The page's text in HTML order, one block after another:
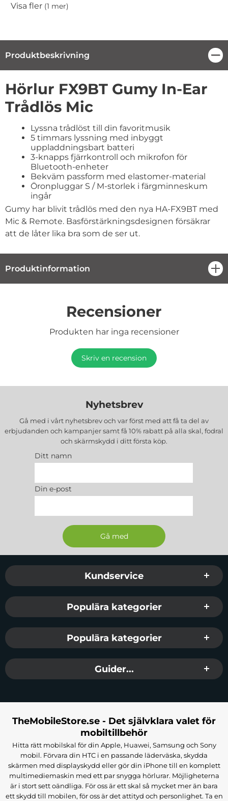
Visa fler (1 mer)
Produktbeskrivning
Hörlur FX9BT Gumy In-Ear
Trådlös Mic
Lyssna trådlöst till din favoritmusik
5 timmars lyssning med inbyggt
uppladdningsbart batteri
3-knapps fjärrkontroll och mikrofon för
Bluetooth-enheter
Bekväm passform med elastomer-material
Öronpluggar S / M-storlek i färgminneskum
ingår
Gumy har blivit trådlös med den nya HA-FX9BT med
Mic & Remote. Basförstärkningsdesignen försäkrar
att de låter lika bra som de ser ut.
Produktinformation
Recensioner
Produkten har inga recensioner
Skriv en recension
Nyhetsbrev
Gå med i vårt nyhetsbrev och var först med att få ta del av
erbjudanden och kampanjer samt få 10% rabatt på alla skal, fodral
och skärmskydd i ditt första köp.
Ditt namn
Din e-post
Sidfot Blandad info och länkar
Kundservice
Populära kategorier
Populära kategorier
Guider...
TheMobileStore.se - Det självklara valet för
mobiltillbehör
Hitta rätt mobilskal för din Apple, Huawei, Samsung och Sony
mobil. Förvara din HTC i en passande läderväska, skydda
skärmen med displayskydd eller gör din iPhone till en komplett
multimediemaskin med ett par snygga hörlurar. Möjligheterna
är i stort sett oändliga. För oss är ett skal så mycket mer än bara
ett skydd till mobilen, för oss är det attityd och personlighet. Ta en